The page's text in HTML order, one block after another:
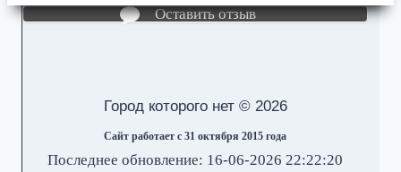
Оставить отзыв
Город которого нет © 2026
Сайт работает с 31 октября 2015 года
Последнее обновление: 16-06-2026 22:22:20